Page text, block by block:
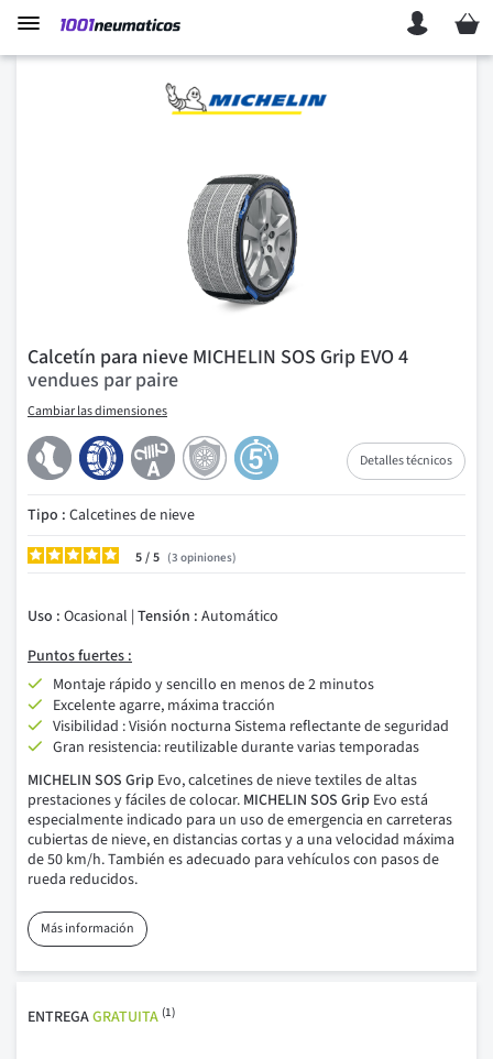
Mi
Calcetín para nieve MICHELIN SOS Grip EVO 4
vendues par paire
Cambiar las dimensiones
Detalles técnicos
Tipo : Calcetines de nieve
5/ 3 opiniones
Uso : Ocasional | Tensión : Automático
Puntos fuertes :
Montaje rápido y sencillo en menos de 2 minutos
Excelente agarre, máxima tracción
Visibilidad : Visión nocturna Sistema reflectante de seguridad
Gran resistencia: reutilizable durante varias temporadas
MICHELIN SOS Grip Evo, calcetines de nieve textiles de altas
prestaciones y fáciles de colocar. MICHELIN SOS Grip Evo está
especialmente indicado para un uso de emergencia en carreteras
cubiertas de nieve, en distancias cortas y a una velocidad máxima
de 50 km/h. También es adecuado para vehículos con pasos de
rueda reducidos.
Más información
ENTREGAGRATUITA (1)